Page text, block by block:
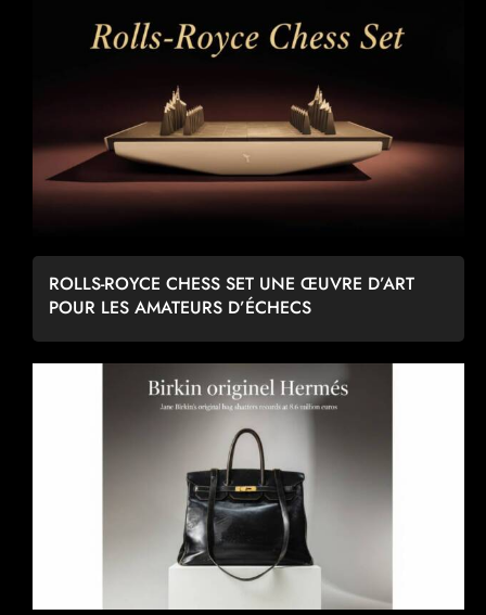
ROLLS-ROYCE CHESS SET UNE ŒUVRE D’ART
POUR LES AMATEURS D’ÉCHECS